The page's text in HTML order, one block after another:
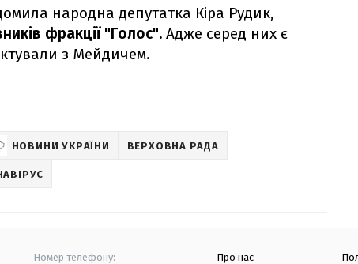
народна депутатка Кіра Рудик,
фракції "Голос". Адже серед них є
з Мейдичем.
НОВИНИ УКРАЇНИ ВЕРХОВНА РАДА
Номер телефону: Про нас